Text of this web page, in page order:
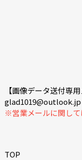
【画像データ送付専
glad1019@outlook.jp
※営業メールに関して
TOP